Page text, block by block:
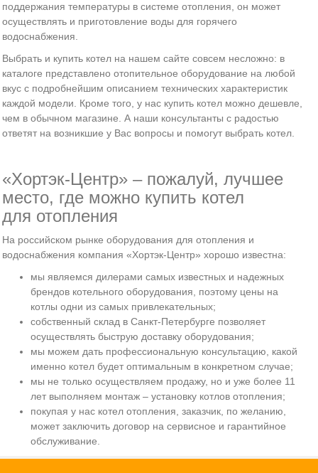
поддержания температуры в системе отопления, он может
осуществлять и приготовление воды для горячего
водоснабжения.
Выбрать и купить котел на нашем сайте совсем несложно: в
каталоге представлено отопительное оборудование на любой
вкус с подробнейшим описанием технических характеристик
каждой модели. Кроме того, у нас купить котел можно дешевле,
чем в обычном магазине. А наши консультанты с радостью
ответят на возникшие у Вас вопросы и помогут выбрать котел.
«Хортэк-Центр» – пожалуй, лучшее
место, где можно купить котел
для отопления
На российском рынке оборудования для отопления и
водоснабжения компания «Хортэк-Центр» хорошо известна:
мы являемся дилерами самых известных и надежных
брендов котельного оборудования, поэтому цены на
котлы одни из самых привлекательных;
собственный склад в Санкт-Петербурге позволяет
осуществлять быструю доставку оборудования;
мы можем дать профессиональную консультацию, какой
именно котел будет оптимальным в конкретном случае;
мы не только осуществляем продажу, но и уже более 11
лет выполняем монтаж – установку котлов отопления;
покупая у нас котел отопления, заказчик, по желанию,
может заключить договор на сервисное и гарантийное
обслуживание.